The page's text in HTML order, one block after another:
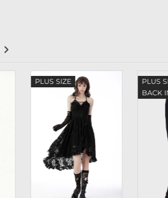
PLUS SIZE
PLUS
BACK